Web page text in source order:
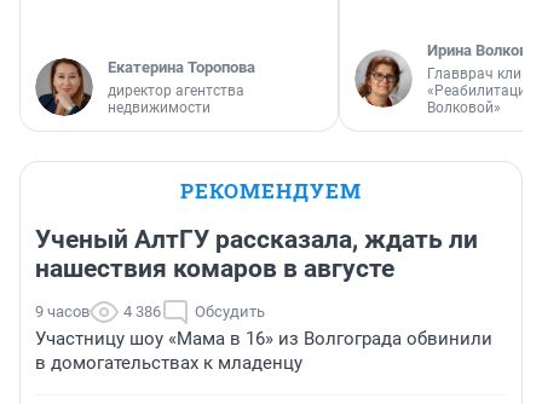
Екатерина Торопова
директор агентства
недвижимости
Ирина Волкова
Главврач
«Реабилитация
Волковой»
РЕКОМЕНДУЕМ
Ученый АлтГУ рассказала, ждать ли
нашествия комаров в августе
9 часов 4 386 Обсудить
Участницу шоу «Мама в 16» из Волгограда обвинили
в домогательствах к младенцу